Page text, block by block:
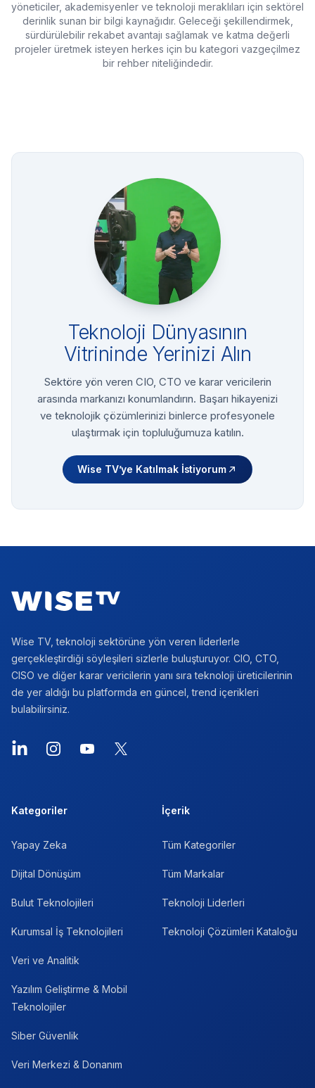
yöneticiler, akademisyenler ve teknoloji meraklıları için sektörel
derinlik sunan bir bilgi kaynağıdır. Geleceği şekillendirmek,
sürdürülebilir rekabet avantajı sağlamak ve katma değerli
projeler üretmek isteyen herkes için bu kategori vazgeçilmez
bir rehber niteliğindedir.
Teknoloji Dünyasının
Vitrininde Yerinizi Alın
Sektöre yön veren CIO, CTO ve karar vericilerin
arasında markanızı konumlandırın. Başarı hikayenizi
ve teknolojik çözümlerinizi binlerce profesyonele
ulaştırmak için topluluğumuza katılın.
Wise TV’ye Katılmak İstiyorum
Wise TV, teknoloji sektörüne yön veren liderlerle
gerçekleştirdiği söyleşileri sizlerle buluşturuyor. CIO, CTO,
CISO ve diğer karar vericilerin yanı sıra teknoloji üreticilerinin
de yer aldığı bu platformda en güncel, trend içerikleri
bulabilirsiniz.
LinkedInInstagramYouTube
X
Kategoriler
Yapay Zeka
Dijital Dönüşüm
Bulut Teknolojileri
Kurumsal İş Teknolojileri
Veri ve Analitik
Yazılım Geliştirme & Mobil
Teknolojiler
Siber Güvenlik
Veri Merkezi & Donanım
İçerik
Tüm Kategoriler
Tüm Markalar
Teknoloji Liderleri
Teknoloji Çözümleri Kataloğu